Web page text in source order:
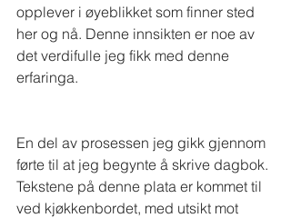
opplever i øyeblikket som finner sted
her og nå. Denne innsikten er noe av
det verdifulle jeg fikk med denne
erfaringa.
En del av prosessen jeg gikk gjennom
førte til at jeg begynte å skrive dagbok.
Tekstene på denne plata er kommet til
ved kjøkkenbordet, med utsikt mot